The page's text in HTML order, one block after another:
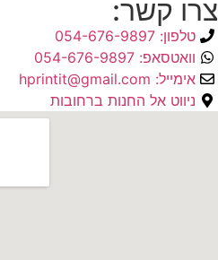
צרו קשר:
טלפון: 054-676-9897
וואטסאפ: 054-676-9897
אימייל: hprintit@gmail.com
ניווט אל החנות ברחובות